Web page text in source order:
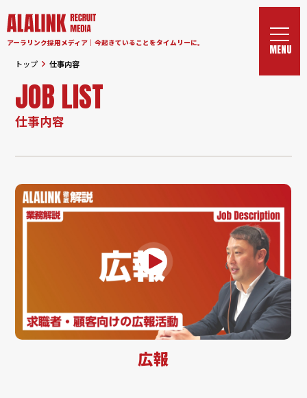
アーラリンク採用メディア｜今起きていることをタイムリーに。
トップ 仕事内容
JOB LIST
仕事内容
広報